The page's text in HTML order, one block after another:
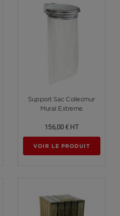
Voir plus
Support Sac Collecmur
Mural Extreme
156,00 € HT
VOIR LE PRODUIT